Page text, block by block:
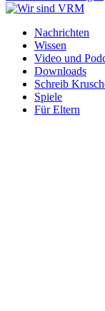
Close
Menu
Nachrichten
Wissen
Video und
Downloads
Schreib
Spiele
Für Eltern